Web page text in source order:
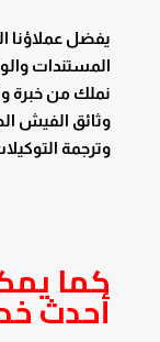
يفضل عملاؤنا
المستندات
نملك من خبرة
وثائق الفيش
وترجمة
كما
أحدث